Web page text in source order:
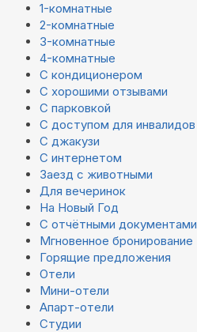
1-комнатные
2-комнатные
3-комнатные
4-комнатные
С кондиционером
С хорошими отзывами
С парковкой
С доступом для инвалидов
С джакузи
С интернетом
Заезд с животными
Для вечеринок
На Новый Год
С отчётными документами
Мгновенное бронирование
Горящие предложения
Отели
Мини-отели
Апарт-отели
Студии